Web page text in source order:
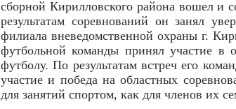
сборной Кирилловского района вошел и
результатам соревнований он занял
филиала вневедомственной охраны г.
футбольной команды принял участие в
футболу. По результатам встреч его
участие и победа на областных
для занятий спортом, как для членов их